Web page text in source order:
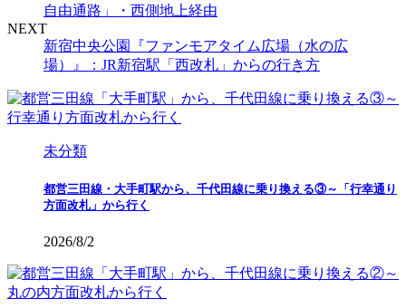
自由通路」・西側地上経由
NEXT
新宿中央公園『ファンモアタイム広場（水の広
場）』：JR新宿駅「西改札」からの行き方
未分類
都営三田線・大手町駅から、千代田線に乗り換える③～「行幸通り
方面改札」から行く
2026/8/2